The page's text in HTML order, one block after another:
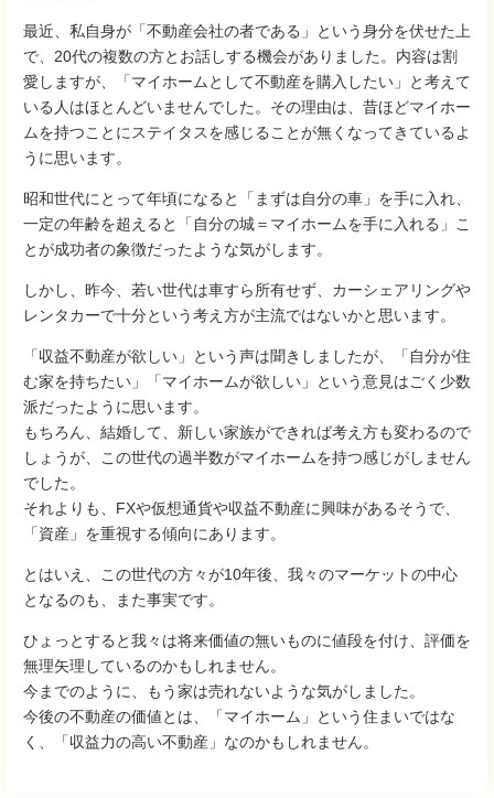
最近、私自身が「不動産会社の者である」という身分を伏せた上
で、20代の複数の方とお話しする機会がありました。内容は割
愛しますが、「マイホームとして不動産を購入したい」と考えて
いる人はほとんどいませんでした。その理由は、昔ほどマイホー
ムを持つことにステイタスを感じることが無くなってきているよ
うに思います。
昭和世代にとって年頃になると「まずは自分の車」を手に入れ、
一定の年齢を超えると「自分の城＝マイホームを手に入れる」こ
とが成功者の象徴だったような気がします。
しかし、昨今、若い世代は車すら所有せず、カーシェアリングや
レンタカーで十分という考え方が主流ではないかと思います。
「収益不動産が欲しい」という声は聞きしましたが、「自分が住
む家を持ちたい」「マイホームが欲しい」という意見はごく少数
派だったように思います。
もちろん、結婚して、新しい家族ができれば考え方も変わるので
しょうが、この世代の過半数がマイホームを持つ感じがしません
でした。
それよりも、FXや仮想通貨や収益不動産に興味があるそうで、
「資産」を重視する傾向にあります。
とはいえ、この世代の方々が10年後、我々のマーケットの中心
となるのも、また事実です。
ひょっとすると我々は将来価値の無いものに値段を付け、評価を
無理矢理しているのかもしれません。
今までのように、もう家は売れないような気がしました。
今後の不動産の価値とは、「マイホーム」という住まいではな
く、「収益力の高い不動産」なのかもしれません。